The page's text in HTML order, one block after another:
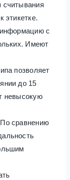
считывания
этикетке.
с
Имеют
позволяет
до 15
невысокую
сравнению